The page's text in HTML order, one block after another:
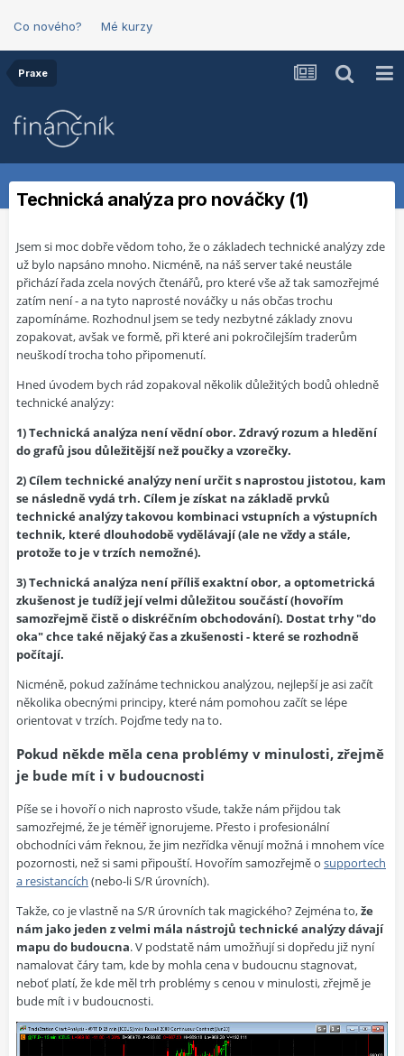
Co nového? Mé kurzy
Praxe
Technická analýza pro nováčky (1)
Jsem si moc dobře vědom toho, že o základech technické analýzy zde
už bylo napsáno mnoho. Nicméně, na náš server také neustále
přichází řada zcela nových čtenářů, pro které vše až tak samozřejmé
zatím není - a na tyto naprosté nováčky u nás občas trochu
zapomínáme. Rozhodnul jsem se tedy nezbytné základy znovu
zopakovat, avšak ve formě, při které ani pokročilejším traderům
neuškodí trocha toho připomenutí.
Hned úvodem bych rád zopakoval několik důležitých bodů ohledně
technické analýzy:
1) Technická analýza není vědní obor. Zdravý rozum a hledění
do grafů jsou důležitější než poučky a vzorečky.
2) Cílem technické analýzy není určit s naprostou jistotou, kam
se následně vydá trh. Cílem je získat na základě prvků
technické analýzy takovou kombinaci vstupních a výstupních
technik, které dlouhodobě vydělávají (ale ne vždy a stále,
protože to je v trzích nemožné).
3) Technická analýza není příliš exaktní obor, a optometrická
zkušenost je tudíž její velmi důležitou součástí (hovořím
samozřejmě čistě o diskréčním obchodování). Dostat trhy "do
oka" chce také nějaký čas a zkušenosti - které se rozhodně
počítají.
Nicméně, pokud zažínáme technickou analýzou, nejlepší je asi začít
několika obecnými principy, které nám pomohou začít se lépe
orientovat v trzích. Pojďme tedy na to.
Pokud někde měla cena problémy v minulosti, zřejmě
je bude mít i v budoucnosti
Píše se i hovoří o nich naprosto všude, takže nám přijdou tak
samozřejmé, že je téměř ignorujeme. Přesto i profesionální
obchodníci vám řeknou, že jim nezřídka věnují možná i mnohem více
pozornosti, než si sami připouští. Hovořím samozřejmě o supportech
a resistancích (nebo-li S/R úrovních).
Takže, co je vlastně na S/R úrovních tak magického? Zejména to,že
nám jako jeden z velmi mála nástrojů technické analýzy dávají
mapu do budoucna. V podstatě nám umožňují si dopředu již nyní
namalovat čáry tam, kde by mohla cena v budoucnu stagnovat,
neboť platí, že kde měl trh problémy s cenou v minulosti, zřejmě je
bude mít i v budoucnosti.